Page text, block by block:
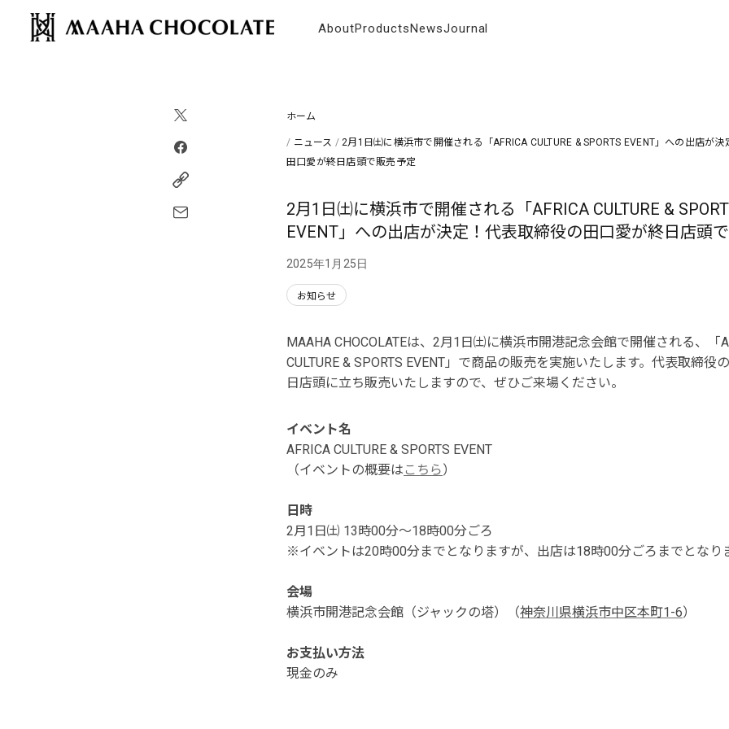
コンテンツにスキップ
MAAHA CHOCOLATE
AboutProductsNewsJournal
ホーム
/ ニュース /2月1日㈯に横浜市で開催される「AFRICA CULTURE & SPORTS EVENT」への出店が
田口愛が終日店頭で販売予定
2月1日㈯に横浜市で開催される「AFRICA CULTURE &
EVENT」への出店が決定！代表取締役の田口愛が終日店頭
2025年1月25日
お知らせ
コピーリンク
MAAHA CHOCOLATEは、2月1日㈯に横浜市開港記念会館で開催される、「
CULTURE & SPORTS EVENT」で商品の販売を実施いたします。代表取締役
日店頭に立ち販売いたしますので、ぜひご来場ください。
イベント名
AFRICA CULTURE & SPORTS EVENT
（イベントの概要は こちら）
日時
2月1日㈯ 13時00分～18時00分ごろ
※イベントは20時00分までとなりますが、出店は18時00分ごろまでとなり
会場
横浜市開港記念会館（ジャックの塔）（神奈川県横浜市中区本町1-6）
お支払い方法
現金のみ